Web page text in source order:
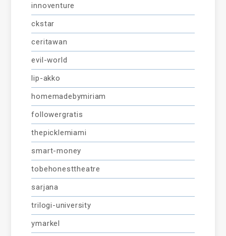
innoventure
ckstar
ceritawan
evil-world
lip-akko
homemadebymiriam
followergratis
thepicklemiami
smart-money
tobehonesttheatre
sarjana
trilogi-university
ymarkel